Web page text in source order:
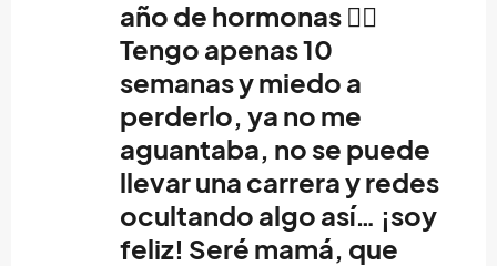
año de hormonas 😵‍💫
Tengo apenas 10
semanas y miedo a
perderlo, ya no me
aguantaba, no se puede
llevar una carrera y redes
ocultando algo así… ¡soy
feliz! Seré mamá, que